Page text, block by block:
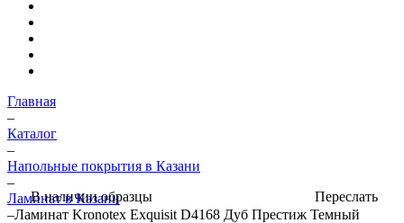
Главная
–
Каталог
–
Напольные покрытия в Казани
–
Ламинат в Казани
–Ламинат Kronotex Exquisit D4168 Дуб Престиж Темный
В наличии образцы Переслать